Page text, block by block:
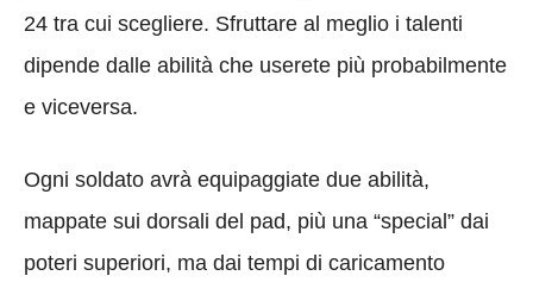
24 tra cui scegliere. Sfruttare al meglio i talenti
dipende dalle abilità che userete più probabilmente
e viceversa.
Ogni soldato avrà equipaggiate due abilità,
mappate sui dorsali del pad, più una “special” dai
poteri superiori, ma dai tempi di caricamento